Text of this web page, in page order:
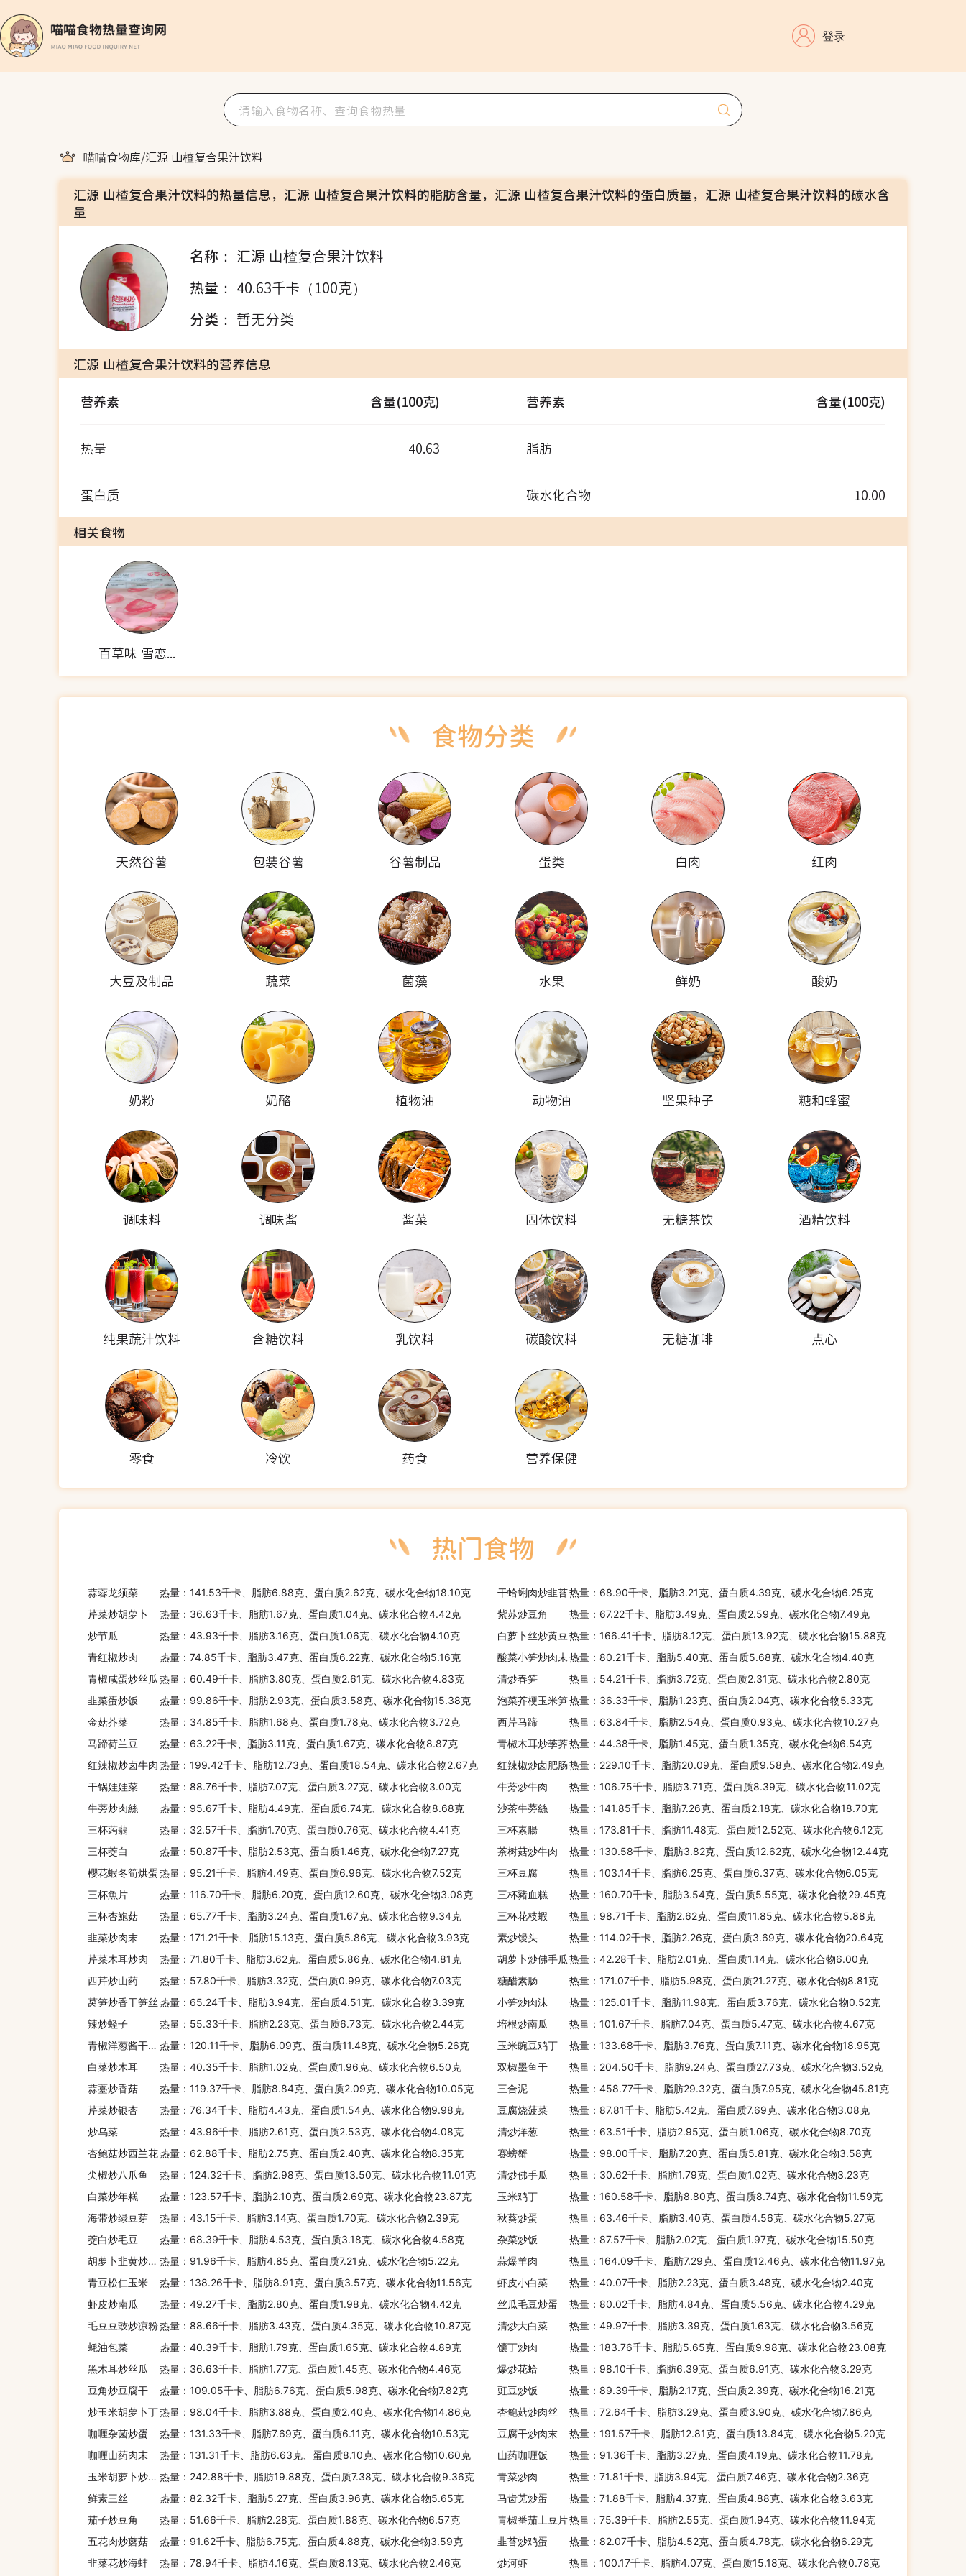
登录
喵喵食物库/汇源 山楂复合果汁饮料
汇源 山楂复合果汁饮料的热量信息，汇源 山楂复合果汁饮料的脂肪含量，汇源 山楂复合果汁饮料的蛋白质量，汇源 山楂复合果汁饮料的碳水含
量
名称： 汇源 山楂复合果汁饮料
热量： 40.63千卡（100克）
分类： 暂无分类
汇源 山楂复合果汁饮料的营养信息
营养素
含量(100克) 营养素 含量(100克)
热量 40.63 脂肪
蛋白质 碳水化合物
10.00
相关食物
百草味 雪恋果冻干草莓
天然谷薯 包装谷薯 谷薯制品 蛋类 白肉 红肉
大豆及制品 蔬菜 菌藻 水果 鲜奶 酸奶
奶粉 奶酪 植物油 动物油 坚果种子 糖和蜂蜜
调味料 调味酱 酱菜 固体饮料 无糖茶饮 酒精饮料
纯果蔬汁饮料 含糖饮料 乳饮料 碳酸饮料 无糖咖啡 点心
零食 冷饮 药食 营养保健
蒜蓉龙须菜 热量：141.53千卡、脂肪6.88克、蛋白质2.62克、碳水化合物18.10克 干蛤蜊肉炒韭苔热量：68.90千卡、脂肪3.21克、蛋白质4.39克、碳水化合物6.25克
芹菜炒胡萝卜
热量：36.63千卡、脂肪1.67克、蛋白质1.04克、碳水化合物4.42克 紫苏炒豆角
热量：67.22千卡、脂肪3.49克、蛋白质2.59克、碳水化合物7.49克
炒节瓜
热量：43.93千卡、脂肪3.16克、蛋白质1.06克、碳水化合物4.10克 白萝卜丝炒黄豆热量：166.41千卡、脂肪8.12克、蛋白质13.92克、碳水化合物15.88克
青红椒炒肉
热量：74.85千卡、脂肪3.47克、蛋白质6.22克、碳水化合物5.16克 酸菜小笋炒肉末热量：80.21千卡、脂肪5.40克、蛋白质5.68克、碳水化合物4.40克
青椒咸蛋炒丝瓜 热量：60.49千卡、脂肪3.80克、蛋白质2.61克、碳水化合物4.83克 清炒春笋
热量：54.21千卡、脂肪3.72克、蛋白质2.31克、碳水化合物2.80克
韭菜蛋炒饭
热量：99.86千卡、脂肪2.93克、蛋白质3.58克、碳水化合物15.38克 泡菜芥梗玉米笋热量：36.33千卡、脂肪1.23克、蛋白质2.04克、碳水化合物5.33克
金菇芥菜
热量：34.85千卡、脂肪1.68克、蛋白质1.78克、碳水化合物3.72克 西芹马蹄
热量：63.84千卡、脂肪2.54克、蛋白质0.93克、碳水化合物10.27克
马蹄荷兰豆
热量：63.22千卡、脂肪3.11克、蛋白质1.67克、碳水化合物8.87克 青椒木耳炒荸荠热量：44.38千卡、脂肪1.45克、蛋白质1.35克、碳水化合物6.54克
红辣椒炒卤牛肉热量：199.42千卡、脂肪12.73克、蛋白质18.54克、碳水化合物2.67克 红辣椒炒卤肥肠热量：229.10千卡、脂肪20.09克、蛋白质9.58克、碳水化合物2.49克
干锅娃娃菜
热量：88.76千卡、脂肪7.07克、蛋白质3.27克、碳水化合物3.00克 牛蒡炒牛肉
热量：106.75千卡、脂肪3.71克、蛋白质8.39克、碳水化合物11.02克
牛蒡炒肉絲
热量：95.67千卡、脂肪4.49克、蛋白质6.74克、碳水化合物8.68克 沙茶牛蒡絲
热量：141.85千卡、脂肪7.26克、蛋白质2.18克、碳水化合物18.70克
三杯蒟蒻
热量：32.57千卡、脂肪1.70克、蛋白质0.76克、碳水化合物4.41克 三杯素腸
热量：173.81千卡、脂肪11.48克、蛋白质12.52克、碳水化合物6.12克
三杯茭白
热量：50.87千卡、脂肪2.53克、蛋白质1.46克、碳水化合物7.27克 茶树菇炒牛肉
热量：130.58千卡、脂肪3.82克、蛋白质12.62克、碳水化合物12.44克
櫻花蝦冬筍烘蛋热量：95.21千卡、脂肪4.49克、蛋白质6.96克、碳水化合物7.52克 三杯豆腐
热量：103.14千卡、脂肪6.25克、蛋白质6.37克、碳水化合物6.05克
三杯魚片
热量：116.70千卡、脂肪6.20克、蛋白质12.60克、碳水化合物3.08克 三杯豬血糕
热量：160.70千卡、脂肪3.54克、蛋白质5.55克、碳水化合物29.45克
三杯杏鮑菇
热量：65.77千卡、脂肪3.24克、蛋白质1.67克、碳水化合物9.34克 三杯花枝蝦
热量：98.71千卡、脂肪2.62克、蛋白质11.85克、碳水化合物5.88克
韭菜炒肉末
热量：171.21千卡、脂肪15.13克、蛋白质5.86克、碳水化合物3.93克 素炒馒头
热量：114.02千卡、脂肪2.26克、蛋白质3.69克、碳水化合物20.64克
芹菜木耳炒肉
热量：71.80千卡、脂肪3.62克、蛋白质5.86克、碳水化合物4.81克 胡萝卜炒佛手瓜 热量：42.28千卡、脂肪2.01克、蛋白质1.14克、碳水化合物6.00克
西芹炒山药
热量：57.80千卡、脂肪3.32克、蛋白质0.99克、碳水化合物7.03克 糖醋素肠
热量：171.07千卡、脂肪5.98克、蛋白质21.27克、碳水化合物8.81克
莴笋炒香干笋丝热量：65.24千卡、脂肪3.94克、蛋白质4.51克、碳水化合物3.39克 小笋炒肉沫
热量：125.01千卡、脂肪11.98克、蛋白质3.76克、碳水化合物0.52克
辣炒蛏子
热量：55.33千卡、脂肪2.23克、蛋白质6.73克、碳水化合物2.44克 培根炒南瓜
热量：101.67千卡、脂肪7.04克、蛋白质5.47克、碳水化合物4.67克
青椒洋葱酱干炒鸡胸肉 热量：120.11千卡、脂肪6.09克、蛋白质11.48克、碳水化合物5.26克 玉米豌豆鸡丁
热量：133.68千卡、脂肪3.76克、蛋白质7.11克、碳水化合物18.95克
白菜炒木耳
热量：40.35千卡、脂肪1.02克、蛋白质1.96克、碳水化合物6.50克 双椒墨鱼干
热量：204.50千卡、脂肪9.24克、蛋白质27.73克、碳水化合物3.52克
蒜薹炒香菇
热量：119.37千卡、脂肪8.84克、蛋白质2.09克、碳水化合物10.05克 三合泥
热量：458.77千卡、脂肪29.32克、蛋白质7.95克、碳水化合物45.81克
芹菜炒银杏
热量：76.34千卡、脂肪4.43克、蛋白质1.54克、碳水化合物9.98克 豆腐烧菠菜
热量：87.81千卡、脂肪5.42克、蛋白质7.69克、碳水化合物3.08克
炒乌菜
热量：43.96千卡、脂肪2.61克、蛋白质2.53克、碳水化合物4.08克 清炒洋葱
热量：63.51千卡、脂肪2.95克、蛋白质1.06克、碳水化合物8.70克
杏鲍菇炒西兰花热量：62.88千卡、脂肪2.75克、蛋白质2.40克、碳水化合物8.35克 赛螃蟹
热量：98.00千卡、脂肪7.20克、蛋白质5.81克、碳水化合物3.58克
尖椒炒八爪鱼
热量：124.32千卡、脂肪2.98克、蛋白质13.50克、碳水化合物11.01克 清炒佛手瓜
热量：30.62千卡、脂肪1.79克、蛋白质1.02克、碳水化合物3.23克
白菜炒年糕
热量：123.57千卡、脂肪2.10克、蛋白质2.69克、碳水化合物23.87克 玉米鸡丁
热量：160.58千卡、脂肪8.80克、蛋白质8.74克、碳水化合物11.59克
海带炒绿豆芽
热量：43.15千卡、脂肪3.14克、蛋白质1.70克、碳水化合物2.39克 秋葵炒蛋
热量：63.46千卡、脂肪3.40克、蛋白质4.56克、碳水化合物5.27克
茭白炒毛豆
热量：68.39千卡、脂肪4.53克、蛋白质3.18克、碳水化合物4.58克 杂菜炒饭
热量：87.57千卡、脂肪2.02克、蛋白质1.97克、碳水化合物15.50克
胡萝卜韭黄炒肉丝 热量：91.96千卡、脂肪4.85克、蛋白质7.21克、碳水化合物5.22克 蒜爆羊肉
热量：164.09千卡、脂肪7.29克、蛋白质12.46克、碳水化合物11.97克
青豆松仁玉米
热量：138.26千卡、脂肪8.91克、蛋白质3.57克、碳水化合物11.56克 虾皮小白菜
热量：40.07千卡、脂肪2.23克、蛋白质3.48克、碳水化合物2.40克
虾皮炒南瓜
热量：49.27千卡、脂肪2.80克、蛋白质1.98克、碳水化合物4.42克 丝瓜毛豆炒蛋
热量：80.02千卡、脂肪4.84克、蛋白质5.56克、碳水化合物4.29克
毛豆豆豉炒凉粉热量：88.66千卡、脂肪3.43克、蛋白质4.35克、碳水化合物10.87克 清炒大白菜
热量：49.97千卡、脂肪3.39克、蛋白质1.63克、碳水化合物3.56克
蚝油包菜
热量：40.39千卡、脂肪1.79克、蛋白质1.65克、碳水化合物4.89克 馕丁炒肉
热量：183.76千卡、脂肪5.65克、蛋白质9.98克、碳水化合物23.08克
黑木耳炒丝瓜
热量：36.63千卡、脂肪1.77克、蛋白质1.45克、碳水化合物4.46克 爆炒花蛤
热量：98.10千卡、脂肪6.39克、蛋白质6.91克、碳水化合物3.29克
豆角炒豆腐干
热量：109.05千卡、脂肪6.76克、蛋白质5.98克、碳水化合物7.82克 豇豆炒饭
热量：89.39千卡、脂肪2.17克、蛋白质2.39克、碳水化合物16.21克
炒玉米胡萝卜丁热量：98.04千卡、脂肪3.88克、蛋白质2.40克、碳水化合物14.86克 杏鲍菇炒肉丝
热量：72.64千卡、脂肪3.29克、蛋白质3.90克、碳水化合物7.86克
咖喱杂菌炒蛋
热量：131.33千卡、脂肪7.69克、蛋白质6.11克、碳水化合物10.53克 豆腐干炒肉末
热量：191.57千卡、脂肪12.81克、蛋白质13.84克、碳水化合物5.20克
咖喱山药肉末
热量：131.31千卡、脂肪6.63克、蛋白质8.10克、碳水化合物10.60克 山药咖喱饭
热量：91.36千卡、脂肪3.27克、蛋白质4.19克、碳水化合物11.78克
玉米胡萝卜炒肉末 热量：242.88千卡、脂肪19.88克、蛋白质7.38克、碳水化合物9.36克 青菜炒肉
热量：71.81千卡、脂肪3.94克、蛋白质7.46克、碳水化合物2.36克
鲜素三丝
热量：82.32千卡、脂肪5.27克、蛋白质3.96克、碳水化合物5.65克 马齿苋炒蛋
热量：71.88千卡、脂肪4.37克、蛋白质4.88克、碳水化合物3.63克
茄子炒豆角
热量：51.66千卡、脂肪2.28克、蛋白质1.88克、碳水化合物6.57克 青椒番茄土豆片热量：75.39千卡、脂肪2.55克、蛋白质1.94克、碳水化合物11.94克
五花肉炒蘑菇
热量：91.62千卡、脂肪6.75克、蛋白质4.88克、碳水化合物3.59克 韭苔炒鸡蛋
热量：82.07千卡、脂肪4.52克、蛋白质4.78克、碳水化合物6.29克
韭菜花炒海蚌
热量：78.94千卡、脂肪4.16克、蛋白质8.13克、碳水化合物2.46克 炒河虾 热量：100.17千卡、脂肪4.07克、蛋白质15.18克、碳水化合物0.78克